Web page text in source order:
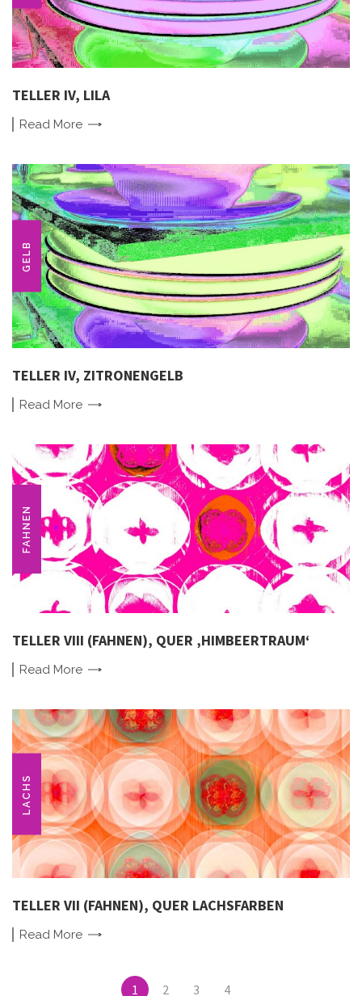
TELLER IV, LILA
Read More
GELB
TELLER IV, ZITRONENGELB
Read More
FAHNEN
TELLER VIII (FAHNEN), QUER ‚HIMBEERTRAUM‘
Read More
LACHS
TELLER VII (FAHNEN), QUER LACHSFARBEN
Read More
1 2 3 4